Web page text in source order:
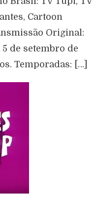
Cartoon
Original:
5 de setembro de
Temporadas: […]